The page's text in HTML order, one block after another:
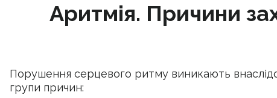
Аритмія. Причини
Порушення серцевого ритму виникають
групи причин: